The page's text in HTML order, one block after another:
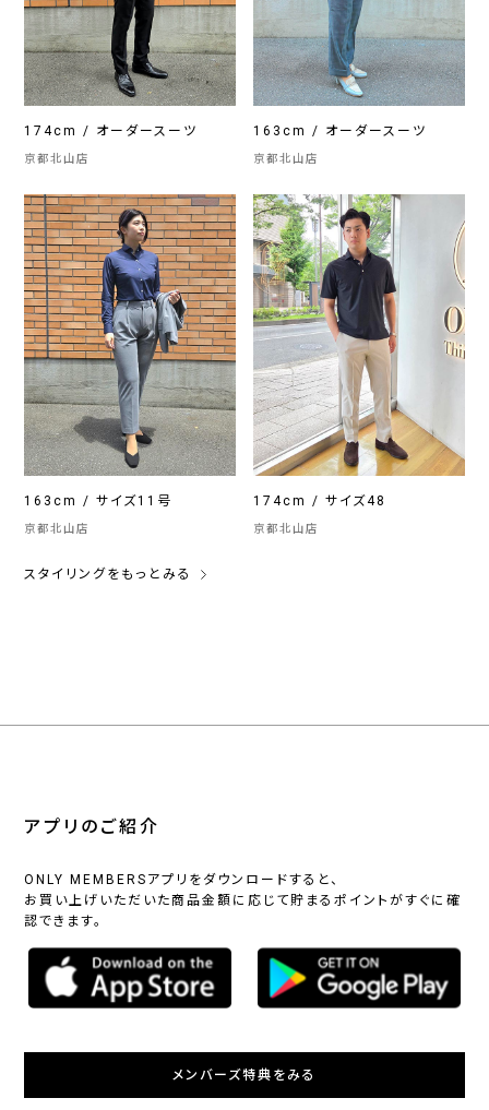
174cm / オーダースーツ
京都北山店
163cm / オーダースーツ
京都北山店
163cm / サイズ11号
京都北山店
174cm / サイズ48
京都北山店
スタイリングをもっとみる
アプリのご紹介
ONLY MEMBERSアプリをダウンロードすると、
お買い上げいただいた商品金額に応じて貯まるポイントがすぐに確
認できます。
メンバーズ特典をみる